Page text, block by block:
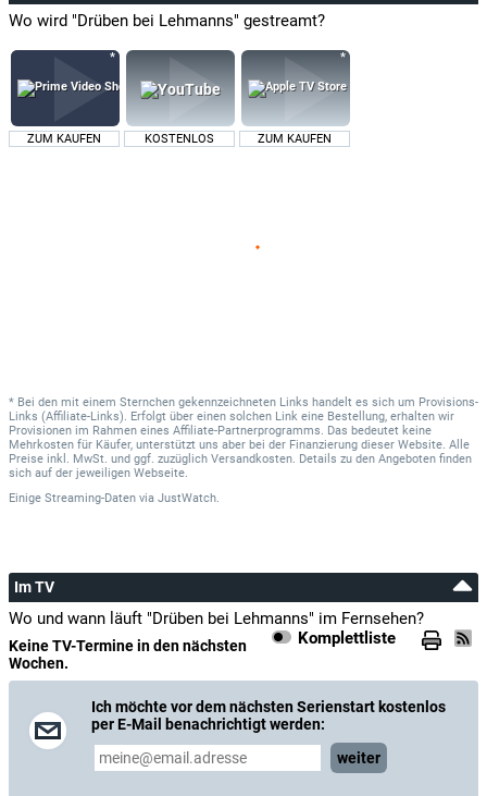
Wo wird "Drüben bei Lehmanns" gestreamt?
ZUM KAUFEN KOSTENLOS ZUM KAUFEN
* Bei den mit einem Sternchen gekennzeichneten Links handelt es sich um Provisions-
Links (Affiliate-Links). Erfolgt über einen solchen Link eine Bestellung, erhalten wir
Provisionen im Rahmen eines Affiliate-Partnerprogramms. Das bedeutet keine
Mehrkosten für Käufer, unterstützt uns aber bei der Finanzierung dieser Website. Alle
Preise inkl. MwSt. und ggf. zuzüglich Versandkosten. Details zu den Angeboten finden
sich auf der jeweiligen Webseite.
Einige Streaming-Daten via JustWatch.
Im TV
Wo und wann läuft "Drüben bei Lehmanns" im Fernsehen?
Komplettliste
Keine TV-Termine in den nächsten
Wochen.
Ich möchte vor dem nächsten Serienstart kostenlos
per E-Mail benachrichtigt werden:
weiter